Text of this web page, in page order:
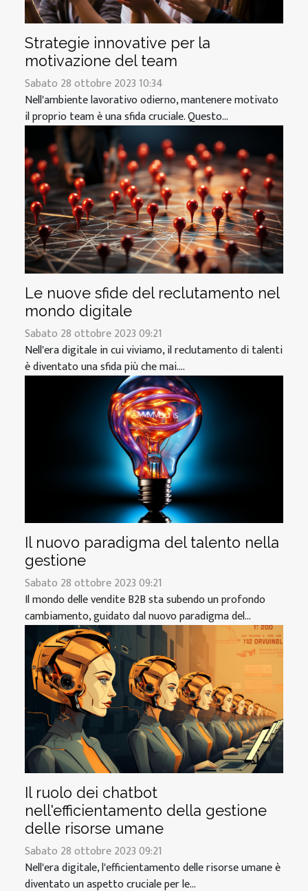
Strategie innovative per la
motivazione del team
Sabato 28 ottobre 2023 10:34
Nell'ambiente lavorativo odierno, mantenere motivato
il proprio team è una sfida cruciale. Questo...
Le nuove sfide del reclutamento nel
mondo digitale
Sabato 28 ottobre 2023 09:21
Nell'era digitale in cui viviamo, il reclutamento di talenti
è diventato una sfida più che mai....
Il nuovo paradigma del talento nella
gestione
Sabato 28 ottobre 2023 09:21
Il mondo delle vendite B2B sta subendo un profondo
cambiamento, guidato dal nuovo paradigma del...
Il ruolo dei chatbot
nell'efficientamento della gestione
delle risorse umane
Sabato 28 ottobre 2023 09:21
Nell'era digitale, l'efficientamento delle risorse umane è
diventato un aspetto cruciale per le...